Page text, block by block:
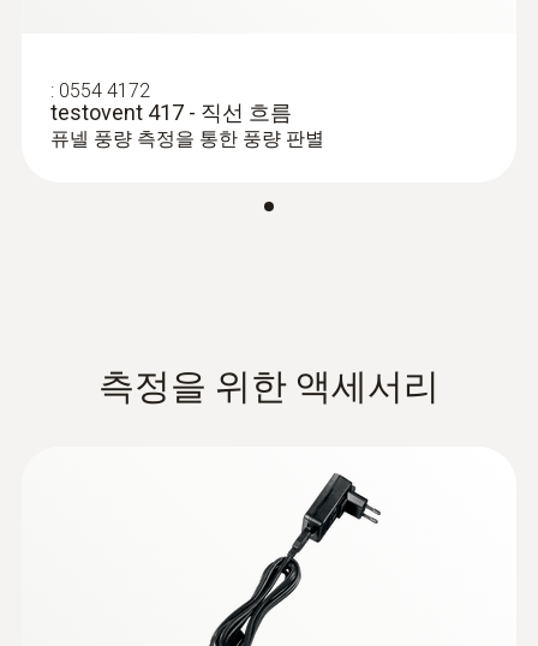
: 0560 1115
: 0554 4172
testovent 417 - 직선 흐름
퓨넬 풍량 측정을 통한 풍량 판별
측정을 위한 액세서리